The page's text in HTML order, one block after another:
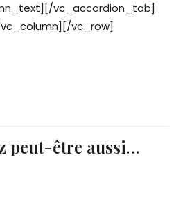
vc_accordion_tab]
vc_row]
peut-être aussi…